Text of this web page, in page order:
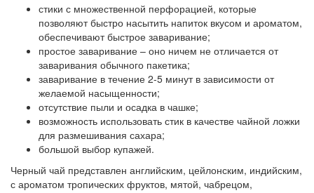
стики с множественной перфорацией, которые
позволяют быстро насытить напиток вкусом и ароматом,
обеспечивают быстрое заваривание;
простое заваривание – оно ничем не отличается от
заваривания обычного пакетика;
заваривание в течение 2-5 минут в зависимости от
желаемой насыщенности;
отсутствие пыли и осадка в чашке;
возможность использовать стик в качестве чайной ложки
для размешивания сахара;
большой выбор купажей.
Черный чай представлен английским, цейлонским, индийским,
с ароматом тропических фруктов, мятой, чабрецом,